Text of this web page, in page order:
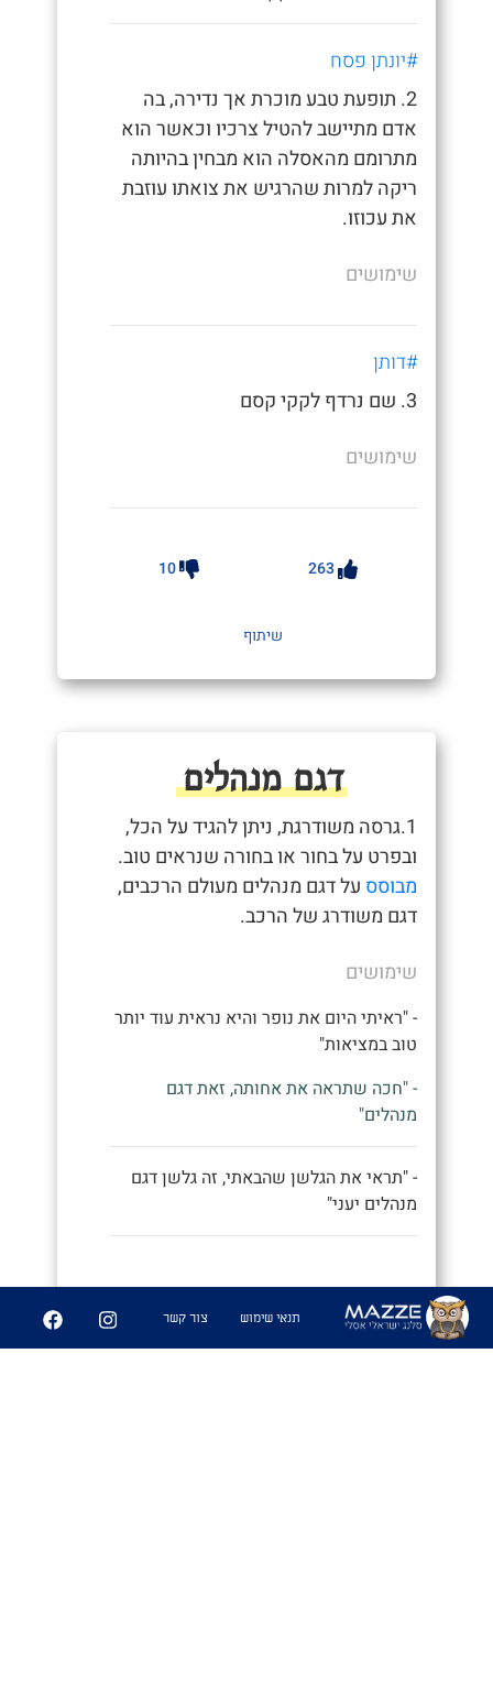
#יונתן פסח
2. תופעת טבע מוכרת אך נדירה, בה
אדם מתיישב להטיל צרכיו וכאשר הוא
מתרומם מהאסלה הוא מבחין בהיותה
ריקה למרות שהרגיש את צואתו עוזבת
את עכוזו.
שימושים
#דותן
3. שם נרדף לקקי קסם
שימושים
263
10
שיתוף
דגם מנהלים
1.גרסה משודרגת, ניתן להגיד על הכל,
ובפרט על בחור או בחורה שנראים טוב.
מבוסס על דגם מנהלים מעולם הרכבים,
דגם משודרג של הרכב.
שימושים
- "ראיתי היום את נופר והיא נראית עוד יותר
טוב במציאות"
- "חכה שתראה את אחותה, זאת דגם
מנהלים"
- "תראי את הגלשן שהבאתי, זה גלשן דגם
מנהלים יעני"
תנאי שימוש צור קשר